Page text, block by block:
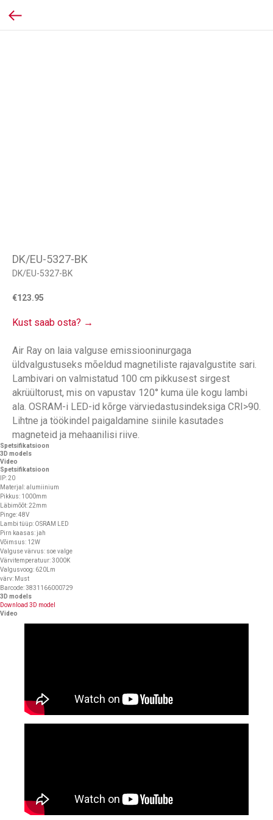
DK/EU-5327-BK
DK/EU-5327-BK
€123.95
Kust saab osta? →
Air Ray on laia valguse emissiooninurgaga
üldvalgustuseks mõeldud magnetiliste rajavalgustite sari.
Lambivari on valmistatud 100 cm pikkusest sirgest
akrüültorust, mis on vapustav 120° kuma üle kogu lambi
ala. OSRAM-i LED-id kõrge värviedastusindeksiga CRI>90.
Lihtne ja töökindel paigaldamine siinile kasutades
magneteid ja mehaanilisi riive.
Spetsifikatsioon
3D models
Video
Spetsifikatsioon
IP: 20
Materjal: alumiinium
Pikkus: 1000mm
Läbimõõt: 22mm
Pinge: 48V
Lambi tüüp: OSRAM LED
Pirn kaasas: jah
Võimsus: 12W
Valguse värvus: soe valge
Värvitemperatuur: 3000K
Valgusvoog: 620Lm
värv: Must
Barcode: 3831166000729
3D models
Download 3D model
Video